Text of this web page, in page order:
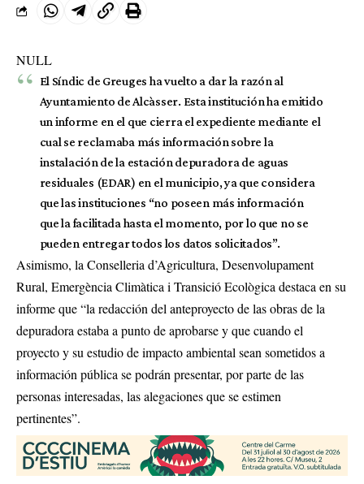
NULL
El Síndic de Greuges ha vuelto a dar la razón al
Ayuntamiento de Alcàsser. Esta institución ha emitido
un informe en el que cierra el expediente mediante el
cual se reclamaba más información sobre la
instalación de la estación depuradora de aguas
residuales (EDAR) en el municipio, ya que considera
que las instituciones “no poseen más información
que la facilitada hasta el momento, por lo que no se
pueden entregar todos los datos solicitados”.
Asimismo, la Conselleria d’Agricultura, Desenvolupament
Rural, Emergència Climàtica i Transició Ecològica destaca en su
informe que “la redacción del anteproyecto de las obras de la
depuradora estaba a punto de aprobarse y que cuando el
proyecto y su estudio de impacto ambiental sean sometidos a
información pública se podrán presentar, por parte de las
personas interesadas, las alegaciones que se estimen
pertinentes”.